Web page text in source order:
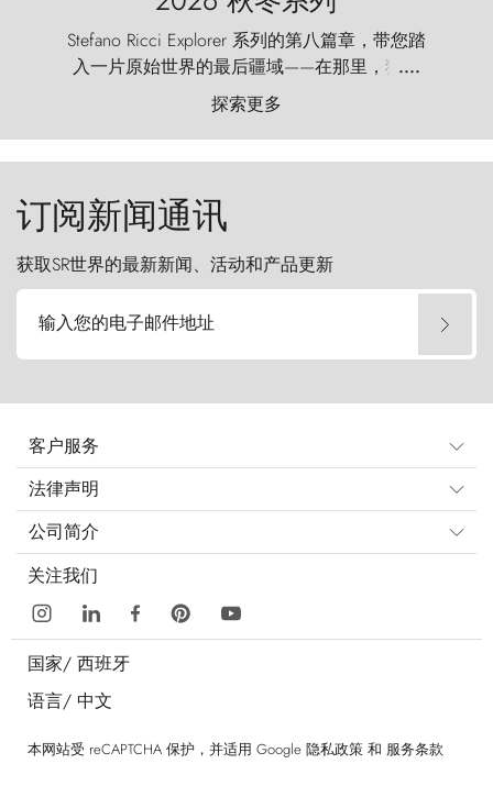
Stefano Ricci Explorer 系列的第八篇章，带您踏
入一片原始世界的最后疆域——在那里，狂风
以远古的怒号雕琢着自然，而百内塔（Torres
del Paine）则宛如石砌的哨兵，傲然向苍穹发
起挑战。
....
探索更多
订阅新闻通讯
获取SR世界的最新新闻、活动和产品更新
输入您的电子邮件地址
客户服务
法律声明
公司简介
关注我们
国家/ 西班牙
语言/ 中文
本网站受 reCAPTCHA 保护，并适用 Google 隐私政策 和 服务条款